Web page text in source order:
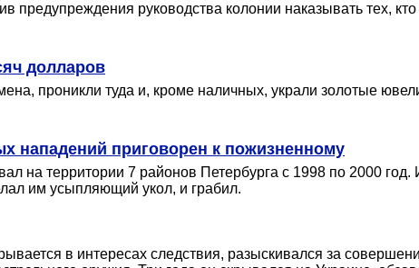
руководства колонии наказывать тех, кто
долларов
проникли туда и, кроме наличных, украли золотые
нападений приговорен к пожизненному
на территории 7 районов Петербурга с 1998 по 2000
им усыпляющий укол, и грабил.
в интересах следствия, разыскивался за